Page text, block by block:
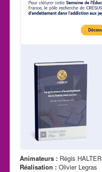
Animateurs : Régis HALTER
Réalisation : Olivier Legras